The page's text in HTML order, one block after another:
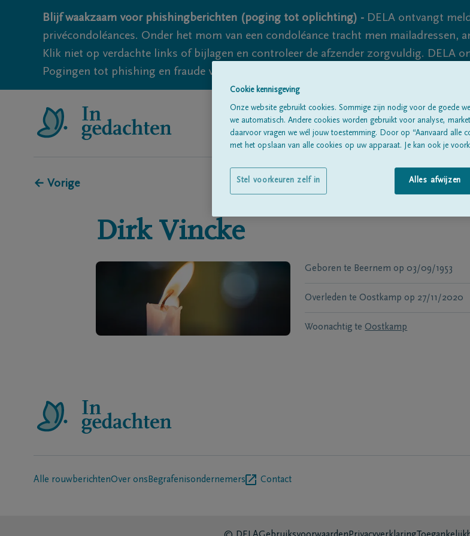
Blijf waakzaam voor phishingberichten (poging tot oplichting) - DELA ontvangt
privécondoléances. Onder het mom van een condoléance tracht men mailadressen,
Klik niet op verdachte links of bijlagen en controleer de afzender zorgvuldig. DELA
Pogingen tot phishing en fraude vallen echter nooit volledig uit te sluiten, dus blijf
Alle
← Vorige
Dirk Vincke
Geboren te Beernem op 03/09/1953
Overleden te Oostkamp op 27/11/2020
Woonachtig te Oostkamp
Alle rouwberichtenOver ons Begrafenisondernemers Contact
Cookie kennisgeving
Onze website gebruikt cookies. Sommige zijn nodig voor de goede
we automatisch. Andere cookies worden gebruikt voor analyse,
daarvoor vragen we wél jouw toestemming. Door op “Aanvaard alle
met het opslaan van alle cookies op uw apparaat. Je kan ook je
Alles afwijzen
Stel voorkeuren zelf in